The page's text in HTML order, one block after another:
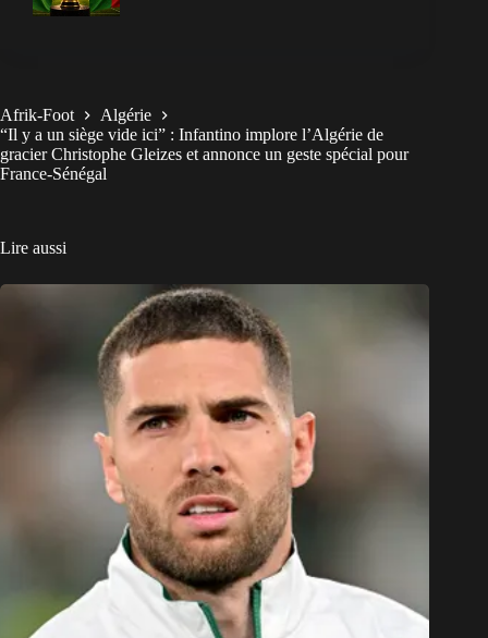
Afrik-Foot
Algérie
“Il y a un siège vide ici” : Infantino implore l’Algérie de
gracier Christophe Gleizes et annonce un geste spécial pour
France-Sénégal
Lire aussi